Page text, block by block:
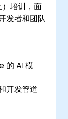
培训，面
发者和团队
的 AI 模
开发管道
并加速开